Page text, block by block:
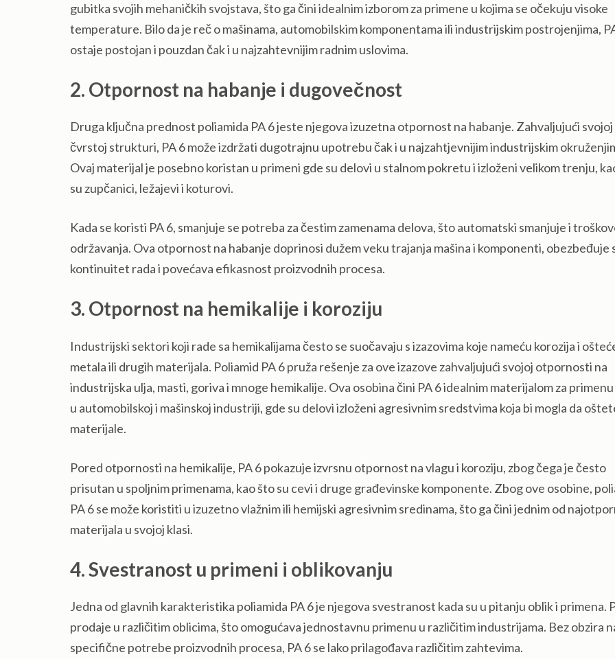
gubitka svojih mehaničkih svojstava, što ga čini idealnim izborom za primene u kojima se očekuju visoke
temperature. Bilo da je reč o mašinama, automobilskim komponentama ili industrijskim postrojenjima,
ostaje postojan i pouzdan čak i u najzahtevnijim radnim uslovima.
2. Otpornost na habanje i dugovečnost
Druga ključna prednost poliamida PA 6 jeste njegova izuzetna otpornost na habanje. Zahvaljujući svojoj
čvrstoj strukturi, PA 6 može izdržati dugotrajnu upotrebu čak i u najzahtjevnijim industrijskim
Ovaj materijal je posebno koristan u primeni gde su delovi u stalnom pokretu i izloženi velikom trenju,
su zupčanici, ležajevi i koturovi.
Kada se koristi PA 6, smanjuje se potreba za čestim zamenama delova, što automatski smanjuje i
održavanja. Ova otpornost na habanje doprinosi dužem veku trajanja mašina i komponenti, obezbeđuje
kontinuitet rada i povećava efikasnost proizvodnih procesa.
3. Otpornost na hemikalije i koroziju
Industrijski sektori koji rade sa hemikalijama često se suočavaju s izazovima koje nameću korozija i
metala ili drugih materijala. Poliamid PA 6 pruža rešenje za ove izazove zahvaljujući svojoj otpornosti na
industrijska ulja, masti, goriva i mnoge hemikalije. Ova osobina čini PA 6 idealnim materijalom za primenu
u automobilskoj i mašinskoj industriji, gde su delovi izloženi agresivnim sredstvima koja bi mogla da
materijale.
Pored otpornosti na hemikalije, PA 6 pokazuje izvrsnu otpornost na vlagu i koroziju, zbog čega je često
prisutan u spoljnim primenama, kao što su cevi i druge građevinske komponente. Zbog ove osobine,
PA 6 se može koristiti u izuzetno vlažnim ili hemijski agresivnim sredinama, što ga čini jednim od
materijala u svojoj klasi.
4. Svestranost u primeni i oblikovanju
Jedna od glavnih karakteristika poliamida PA 6 je njegova svestranost kada su u pitanju oblik i primena.
prodaje u različitim oblicima, što omogućava jednostavnu primenu u različitim industrijama. Bez obzira
specifične potrebe proizvodnih procesa, PA 6 se lako prilagođava različitim zahtevima.